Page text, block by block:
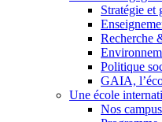
Stratégie
Recherche
Politique
GAIA,
Une école
Nos